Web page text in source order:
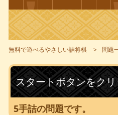
無料で遊べるやさしい詰将棋 問題
スタートボタンをク
5手詰の問題です。